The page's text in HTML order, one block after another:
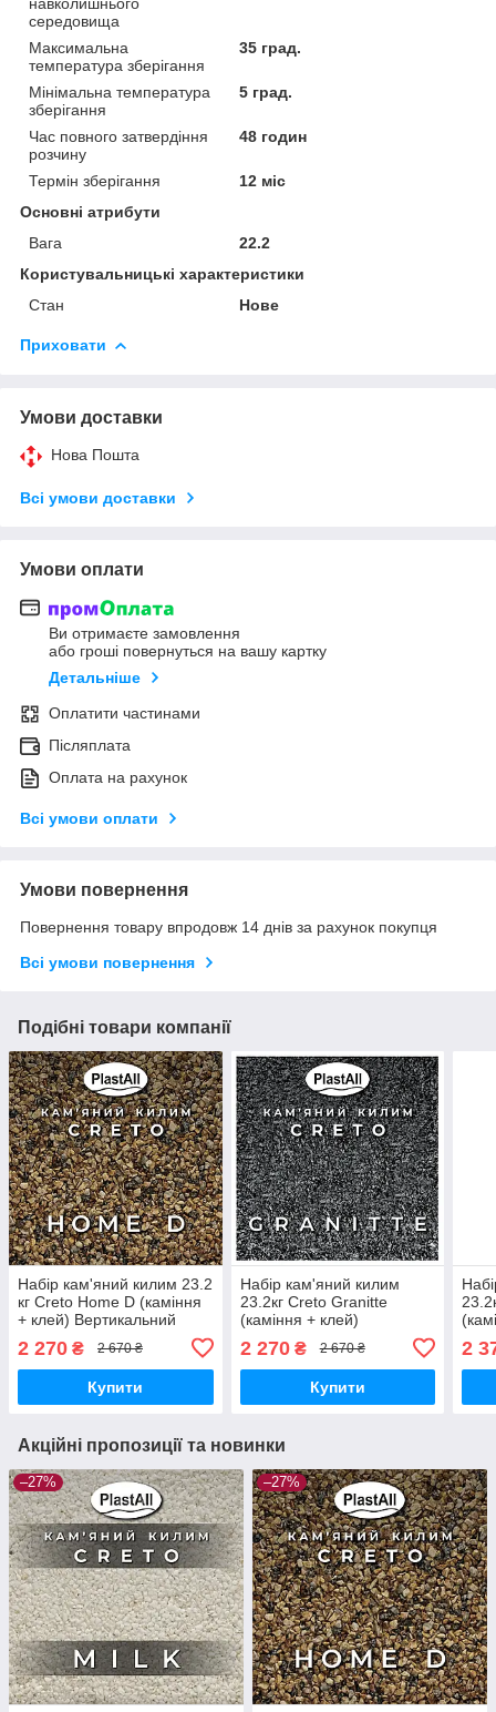
середовища
Максимальна
температура зберігання
35 град.
Мінімальна температура
зберігання
5 град.
Час повного затвердіння
розчину
48 годин
Термін зберігання
12 міс
Основні атрибути
Вага
22.2
Користувальницькі характеристики
Стан
Нове
Приховати
Умови доставки
Нова Пошта
Всі умови доставки
Умови оплати
Ви отримаєте замовлення
або гроші повернуться на вашу картку
Детальніше
Оплатити частинами
Післяплата
Оплата на рахунок
Всі умови оплати
Умови повернення
Повернення товару впродовж 14 днів за рахунок покупця
Всі умови повернення
Подібні товари компанії
Набір кам'яний килим 23.2
кг Creto Home D (каміння
+ клей) Вертикальний
2 270 ₴ 2 670 ₴
Купити
Набір кам'яний килим
23.2кг Creto Granitte
(каміння + клей)
2 270₴ 2 670 ₴
Купити
2
Акційні пропозиції та новинки
–27% –27%